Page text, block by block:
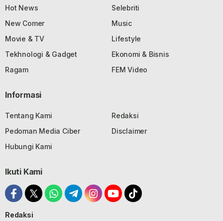
Hot News
Selebriti
New Comer
Music
Movie & TV
Lifestyle
Tekhnologi & Gadget
Ekonomi & Bisnis
Ragam
FEM Video
Informasi
Tentang Kami
Redaksi
Pedoman Media Ciber
Disclaimer
Hubungi Kami
Ikuti Kami
Redaksi